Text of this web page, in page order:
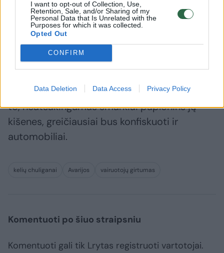
I want to opt-out of Collection, Use,
Retention, Sale, and/or Sharing of my
Personal Data that Is Unrelated with the
Purposes for which it was collected.
Opted Out
CONFIRM
Data Deletion Data Access Privacy Policy
„Mercedes Benz“ sukėlė avariją – nulėkė nuo
važiuojamosios dalies, vertėsi. Jam, kaip ir
minėtiems trims kelių chuliganams,
nustatyats vidutinis girtumas (1,96 prom.).
Iš visų pažeidėjų ilgam bus atimtos teisės, be
to, neatsakingumas smarkiai paplonins jų
kišenes, greičiausiai bus konfiskuoti ir
automobiliai.
kelių chuliganai Avarijos vairuotojų girtumas
Komentuoti po šiuo straipsniu
Komentuoti gali tik Lrytas registruoti vartotojai.